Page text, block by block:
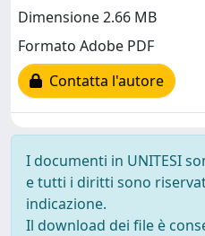
Dimensione 2.66 MB
Formato Adobe PDF
Contatta l'autore
I documenti in UNITESI
e tutti i diritti sono
indicazione.
Il download dei file è